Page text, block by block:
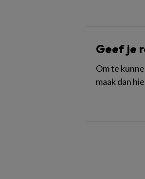
Geef je
Om te
maak dan